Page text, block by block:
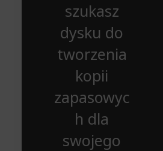
szukasz
dysku do
tworzenia
kopii
zapasowyc
h dla
swojego